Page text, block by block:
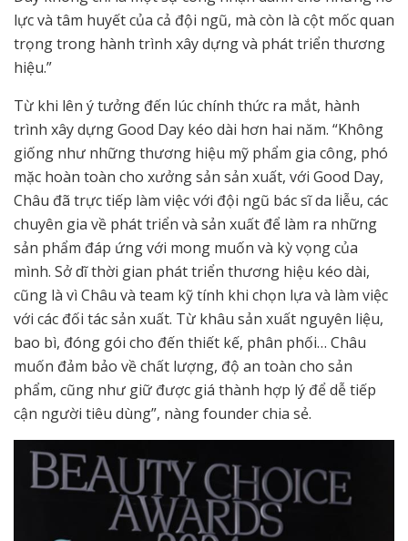
lực và tâm huyết của cả đội ngũ, mà còn là cột mốc quan
trọng trong hành trình xây dựng và phát triển thương
hiệu.”
Từ khi lên ý tưởng đến lúc chính thức ra mắt, hành
trình xây dựng Good Day kéo dài hơn hai năm. “Không
giống như những thương hiệu mỹ phẩm gia công, phó
mặc hoàn toàn cho xưởng sản sản xuất, với Good Day,
Châu đã trực tiếp làm việc với đội ngũ bác sĩ da liễu, các
chuyên gia về phát triển và sản xuất để làm ra những
sản phẩm đáp ứng với mong muốn và kỳ vọng của
mình. Sở dĩ thời gian phát triển thương hiệu kéo dài,
cũng là vì Châu và team kỹ tính khi chọn lựa và làm việc
với các đối tác sản xuất. Từ khâu sản xuất nguyên liệu,
bao bì, đóng gói cho đến thiết kế, phân phối… Châu
muốn đảm bảo về chất lượng, độ an toàn cho sản
phẩm, cũng như giữ được giá thành hợp lý để dễ tiếp
cận người tiêu dùng”, nàng founder chia sẻ.